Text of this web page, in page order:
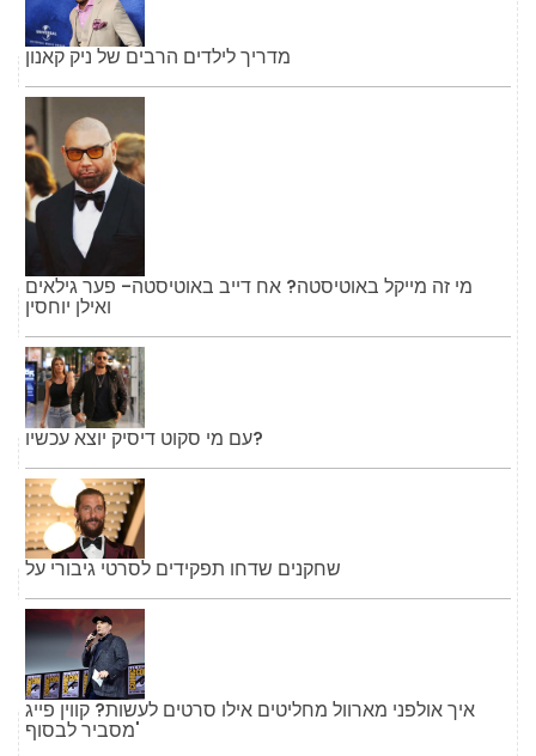
מדריך לילדים הרבים של ניק קאנון
מי זה מייקל באוטיסטה? אח דייב באוטיסטה- פער גילאים
ואילן יוחסין
עם מי סקוט דיסיק יוצא עכשיו?
שחקנים שדחו תפקידים לסרטי גיבורי על
איך אולפני מארוול מחליטים אילו סרטים לעשות? קווין פייג
'מסביר לבסוף